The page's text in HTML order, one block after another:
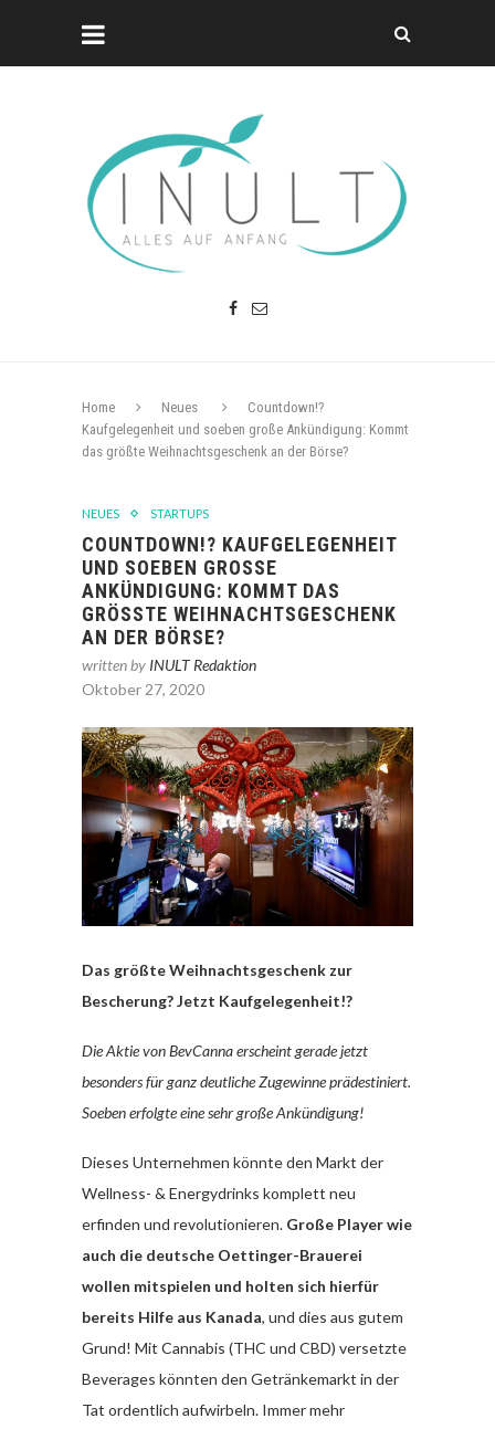
Home Neues
Countdown!?
Kaufgelegenheit und soeben große Ankündigung: Kommt
das größte Weihnachtsgeschenk an der Börse?
NEUES STARTUPS
COUNTDOWN!? KAUFGELEGENHEIT
UND SOEBEN GROSSE A
NKÜNDIGUNG: KOMMT DAS G
RÖSSTE WEIHNACHTSGESCHENK AN
DER BÖRSE?
written by INULT Redaktion
Oktober 27, 2020
Das größte Weihnachtsgeschenk zur
Bescherung? Jetzt Kaufgelegenheit!?
Die Aktie von BevCanna erscheint gerade jetzt
besonders für ganz deutliche Zugewinne prädestiniert.
Soeben erfolgte eine sehr große Ankündigung!
Dieses Unternehmen könnte den Markt der
Wellness- & Energydrinks komplett neu
erfinden und revolutionieren. Große Player wie
auch die deutsche Oettinger-Brauerei
wollen mitspielen und holten sich hierfür
bereits Hilfe aus Kanada, und dies aus gutem
Grund! Mit Cannabis (THC und CBD) versetzte
Beverages könnten den Getränkemarkt in der
Tat ordentlich aufwirbeln. Immer mehr